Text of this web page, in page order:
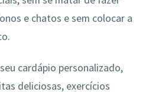
e chatos e sem colocar a
cardápio personalizado,
deliciosas, exercícios